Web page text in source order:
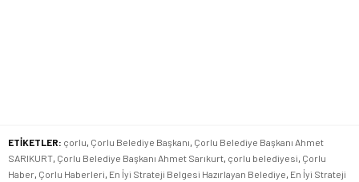
ETİKETLER: çorlu, Çorlu Belediye Başkanı, Çorlu Belediye Başkanı Ahmet
SARIKURT, Çorlu Belediye Başkanı Ahmet Sarıkurt, çorlu belediyesi, Çorlu
Haber, Çorlu Haberleri, En İyi Strateji Belgesi Hazırlayan Belediye, En İyi Strateji